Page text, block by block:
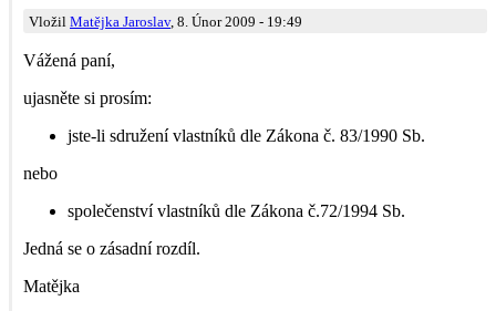
Vložil Matějka Jaroslav, 8. Únor 2009 - 19:49
Vážená paní,
ujasněte si prosím:
jste-li sdružení vlastníků dle Zákona č. 83/1990 Sb.
nebo
společenství vlastníků dle Zákona č.72/1994 Sb.
Jedná se o zásadní rozdíl.
Matějka